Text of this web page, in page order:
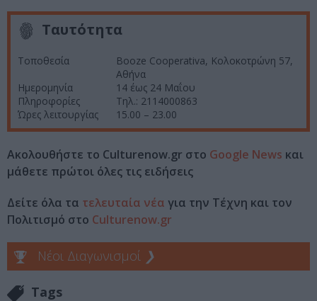
Ταυτότητα
Τοποθεσία
Booze Cooperativa, Κολοκοτρώνη 57,
Αθήνα
Ημερομηνία
14 έως 24 Μαΐου
Πληροφορίες
Τηλ.: 2114000863
Ώρες λειτουργίας
15.00 – 23.00
Ακολουθήστε το Culturenow.gr στο Google News και
μάθετε πρώτοι όλες τις ειδήσεις
Δείτε όλα τα τελευταία νέα για την Τέχνη και τον
Πολιτισμό στο Culturenow.gr
Νέοι Διαγωνισμοί ❯
Tags